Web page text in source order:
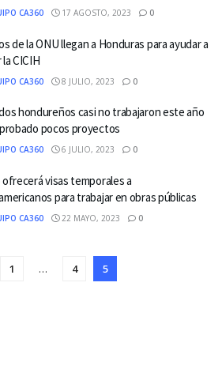
CA360 17 AGOSTO, 2023 0
de la ONU llegan a Honduras para ayudar a
CICIH
CA360 8 JULIO, 2023 0
hondureños casi no trabajaron este año
pocos proyectos
CA360 6 JULIO, 2023 0
ofrecerá visas temporales a
para trabajar en obras públicas
CA360 22 MAYO, 2023 0
1 … 4 5